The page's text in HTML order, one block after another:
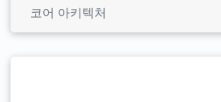
코어 아키텍처